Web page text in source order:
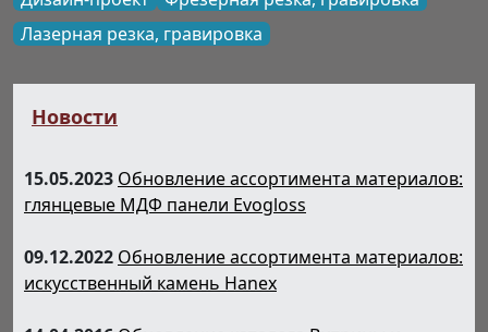
Лазерная резка, гравировка
Новости
15.05.2023 Обновление ассортимента материалов:
глянцевые МДФ панели Evogloss
09.12.2022 Обновление ассортимента материалов:
искусственный камень Hanex